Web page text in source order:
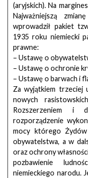
(aryjskich). Na
Najważniejszą
wprowadził pakiet
1935 roku niemiecki
prawne:
– Ustawę o
– Ustawę o ochronie
– Ustawę o barwach i
Za wyjątkiem trzeciej
nowych
Rozszerzeniem i
rozporządzenie
mocy którego Żydów
obywatelstwa, a w
oraz ochrony
pozbawienie
niemieckiego narodu.